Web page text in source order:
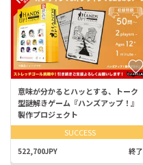
意味が分かるとハッとする、トーク
型謎解きゲーム『ハンズアップ！』
製作プロジェクト
SUCCESS
522,700JPY 終了